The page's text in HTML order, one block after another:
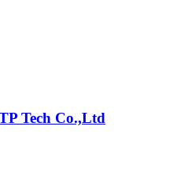
Tech Co.,Ltd